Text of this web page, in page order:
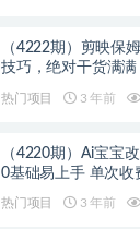
（4222期）剪映保
技巧，绝对干货满满
热门项目 3 年前
（4220期）Ai宝宝
0基础易上手 单次收
热门项目 3 年前